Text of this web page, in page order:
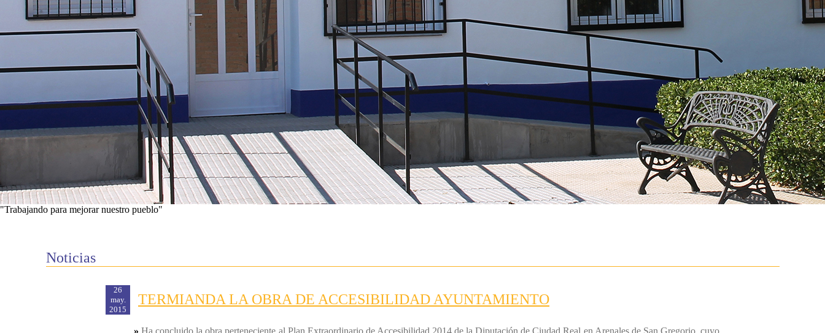
"Trabajando para mejorar nuestro pueblo"
Noticias
26
may.
2015
TERMIANDA LA OBRA DE ACCESIBILIDAD AYUNTAMIENTO
» Ha concluido la obra perteneciente al Plan Extraordinario de Accesibilidad 2014 de la Diputación de Ciudad Real en Arenales de San Gregorio, cuyo